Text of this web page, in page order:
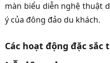
màn biểu diễn nghệ thuật
ý của đông đảo du khách.
Các hoạt động đặc sắc